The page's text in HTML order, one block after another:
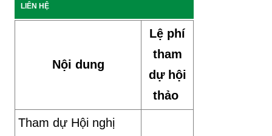
LIÊN HỆ
Nội dung
Lệ phí
tham
dự hội
thảo
Tham dự Hội nghị